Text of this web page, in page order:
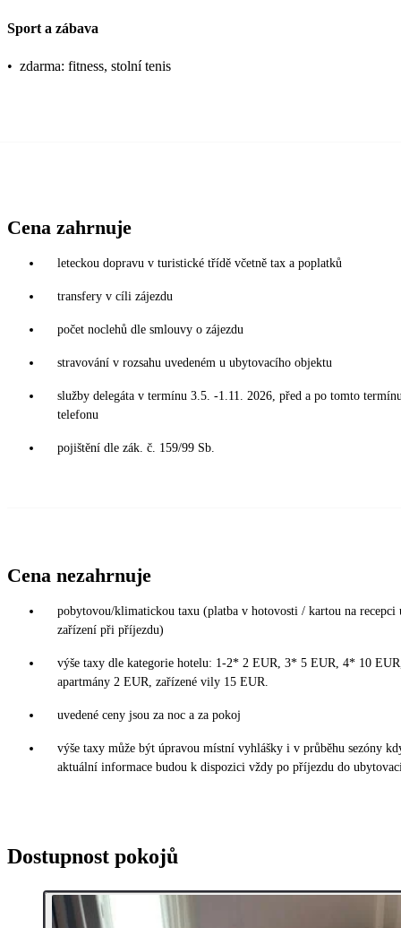
Sport a zábava
• zdarma: fitness, stolní tenis
Cena zahrnuje
leteckou dopravu v turistické třídě včetně tax a poplatků
transfery v cíli zájezdu
počet noclehů dle smlouvy o zájezdu
stravování v rozsahu uvedeném u ubytovacího objektu
služby delegáta v termínu 3.5. -1.11. 2026, před a po tomto
telefonu
pojištění dle zák. č. 159/99 Sb.
Cena nezahrnuje
pobytovou/klimatickou taxu (platba v hotovosti / kartou na recepci
zařízení při příjezdu)
výše taxy dle kategorie hotelu: 1-2* 2 EUR, 3* 5 EUR, 4* 10
apartmány 2 EUR, zařízené vily 15 EUR.
uvedené ceny jsou za noc a za pokoj
výše taxy může být úpravou místní vyhlášky i v průběhu sezóny
aktuální informace budou k dispozici vždy po příjezdu do
Dostupnost pokojů